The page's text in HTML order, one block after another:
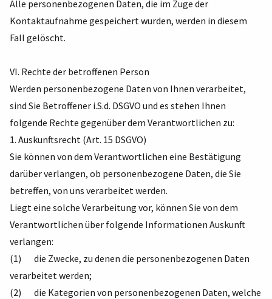
Alle personenbezogenen Daten, die im Zuge der
Kontaktaufnahme gespeichert wurden, werden in diesem
Fall gelöscht.
VI. Rechte der betroffenen Person
Werden personenbezogene Daten von Ihnen verarbeitet,
sind Sie Betroffener i.S.d. DSGVO und es stehen Ihnen
folgende Rechte gegenüber dem Verantwortlichen zu:
1. Auskunftsrecht (Art. 15 DSGVO)
Sie können von dem Verantwortlichen eine Bestätigung
darüber verlangen, ob personenbezogene Daten, die Sie
betreffen, von uns verarbeitet werden.
Liegt eine solche Verarbeitung vor, können Sie von dem
Verantwortlichen über folgende Informationen Auskunft
verlangen:
(1) die Zwecke, zu denen die personenbezogenen Daten
verarbeitet werden;
(2) die Kategorien von personenbezogenen Daten, welche